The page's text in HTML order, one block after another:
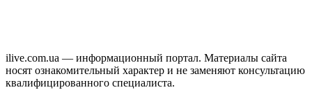
ilive.com.ua — информационный портал. Материалы сайта
носят ознакомительный характер и не заменяют консультацию
квалифицированного специалиста.